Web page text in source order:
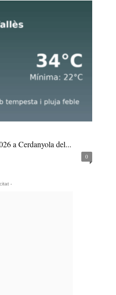
a Cerdanyola del...
0
-